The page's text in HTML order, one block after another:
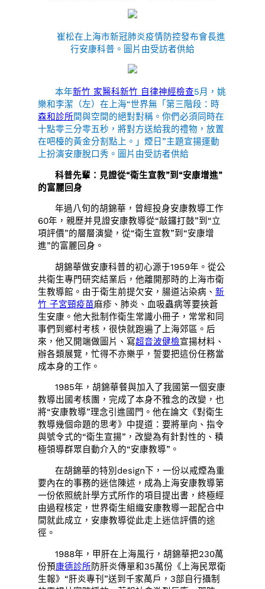
崔松在上海市新冠肺炎疫情防控發布會長進
行安康科普。圖片由受訪者供給
本年新竹 家醫科新竹 自律神經檢查5月，姚
樂和李潔（左）在上海“世界無「第三階段：時
森和診所間與空間的絕對對稱。你們必須同時在
十點零三分零五秒，將對方送給我的禮物，放置
在吧檯的黃金分割點上。」煙日”主題宣揚運動
上扮演安康脫口秀。圖片由受訪者供給
科普先輩：見證從“衛生宣教”到“安康增進”
的富麗回身
年過八旬的胡錦華，曾經投身安康教導工作
60年，親歷并見證安康教導從“敲鑼打鼓”到“立
項評價”的層層演變，從“衛生宣教”到“安康增
進”的富麗回身。
胡錦華做安康科普的初心源于1959年。從公
共衛生專門研究結業后，他離開那時的上海市衛
生教導館。由于衛生前提欠安，腸道沾染病、新
竹 子宮頸疫苗麻疹、肺炎、血吸蟲病等要挾蒼
生安康。他大批制作衛生常識小冊子，常常和同
事們到鄉村考核，很快就跑遍了上海郊區。后
來，他又開端做圖片、寫超音波健檢宣揚材料、
辦各類展覽，忙得不亦樂乎，誓要把這份任務當
成本身的工作。
1985年，胡錦華餐與加入了我國第一個安康
教導出國考核團，完成了本身不雅念的改變，也
將“安康教導”理念引進國門。他在論文《對衛生
教導幾個命題的思考》中提道：要將單向、指令
與號令式的“衛生宣揚”，改變為有針對性的、積
極領導群眾自動介入的“安康教導”。
在胡錦華的特別design下，一份以戒煙為重
要內在的事務的迷信陳述，成為上海安康教導第
一份依照統計學方式所作的項目提出書，終極經
由過程核定，世界衛生組織安康教導一起配合中
間就此成立，安康教導從此走上迷信評價的途
徑。
1988年，甲肝在上海風行，胡錦華把230萬
份預康德診所防肝炎傳單和35萬份《上海民眾衛
生報》“肝炎專刊”送到千家萬戶，3部自行攝制